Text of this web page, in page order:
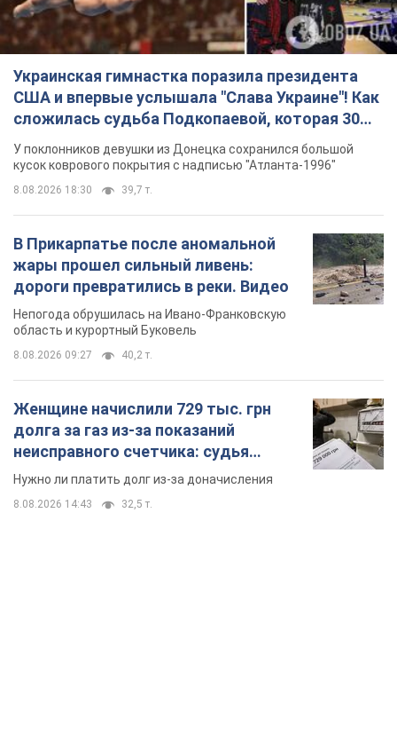
Украинская гимнастка поразила президента
США и впервые услышала "Слава Украине"! Как
сложилась судьба Подкопаевой, которая 30
лет назад завоевала "золото" Олимпиады
У поклонников девушки из Донецка сохранился большой
кусок коврового покрытия с надписью "Атланта-1996"
8.08.2026 18:30 39,7 т.
В Прикарпатье после аномальной
жары прошел сильный ливень:
дороги превратились в реки. Видео
Непогода обрушилась на Ивано-Франковскую
область и курортный Буковель
8.08.2026 09:27 40,2 т.
Женщине начислили 729 тыс. грн
долга за газ из-за показаний
неисправного счетчика: судья
вынес неожиданное решение
Нужно ли платить долг из-за доначисления
8.08.2026 14:43 32,5 т.